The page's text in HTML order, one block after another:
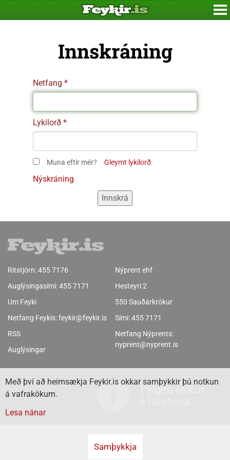
Innskráning
Netfang
Lykilorð
Muna eftir mér? Gleymt lykilorð
Nýskráning
Ritstjórn:455 7176
Auglýsingasími:455 7171
Um Feyki
Netfang Feykis:feykir@feykir.is
RSS
Auglýsingar
Nýprent ehf
Hesteyri 2
550 Sauðárkrókur
Sími:455 7171
Netfang Nýprents:
nyprent@nyprent.is
Fylgdu okkur
Með því að heimsækja Feykir.is okkar samþykkir þú notkun
á vafrakökum.
Lesa nánar
Samþykkja